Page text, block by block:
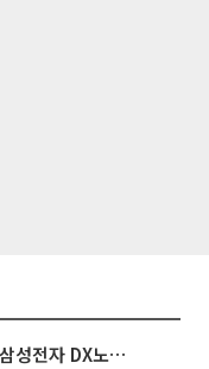
3445억 자사주 지급 마쳤는데...삼성전자 DX노조, 뒤늦은 '떼쓰기 집회'